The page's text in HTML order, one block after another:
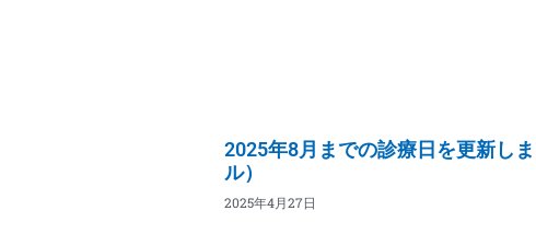
2025年8月までの診療日を更新し
ル）
2025年4月27日